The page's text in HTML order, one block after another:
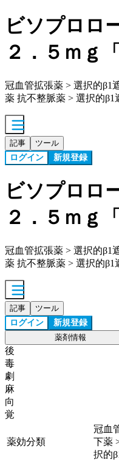
ビソプロロ
２．５ｍｇ
冠血管拡張薬 > 選択的β1
薬 抗不整脈薬 > 選択的β1
記事 ツール
ログイン 新規登録
ビソプロロ
２．５ｍｇ
冠血管拡張薬 > 選択的β1
薬 抗不整脈薬 > 選択的β1
記事 ツール
ログイン 新規登録
薬剤情報
後
毒
劇
麻
向
覚
薬効分類
冠血
下薬
択的